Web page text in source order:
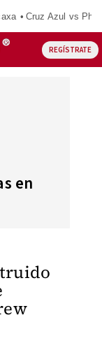
Cruz Azul vs
REGÍSTRATE
en